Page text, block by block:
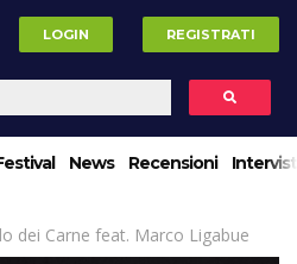
LOGIN REGISTRATI
News Recensioni
dei Carne feat. Marco Ligabue